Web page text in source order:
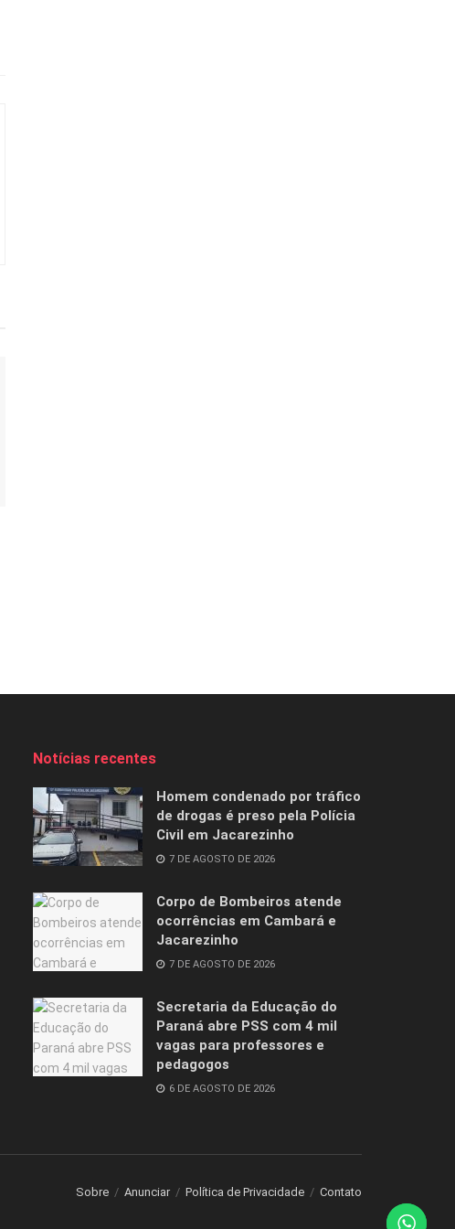
Notícias recentes
Homem condenado por tráfico
de drogas é preso pela Polícia
Civil em Jacarezinho
7 DE AGOSTO DE 2026
Corpo de Bombeiros atende
ocorrências em Cambará e
Jacarezinho
7 DE AGOSTO DE 2026
Secretaria da Educação do
Paraná abre PSS com 4 mil
vagas para professores e
pedagogos
6 DE AGOSTO DE 2026
Sobre Anunciar Política de Privacidade Contato